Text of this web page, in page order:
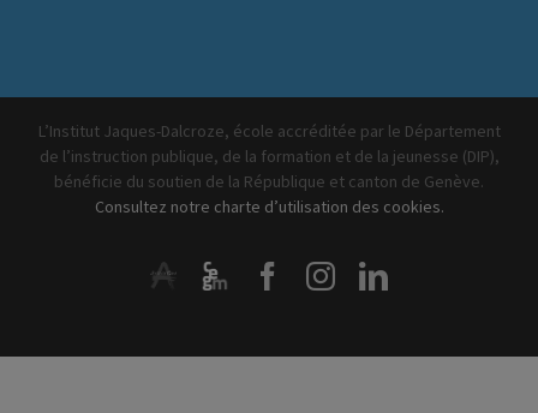
L’Institut Jaques-Dalcroze, école accréditée par le Département
de l’instruction publique, de la formation et de la jeunesse (DIP),
bénéficie du soutien de la République et canton de Genève.
Consultez notre charte d’utilisation des cookies.
ArtistiQua
CEGM Facebook
Instagram
LinkedIn